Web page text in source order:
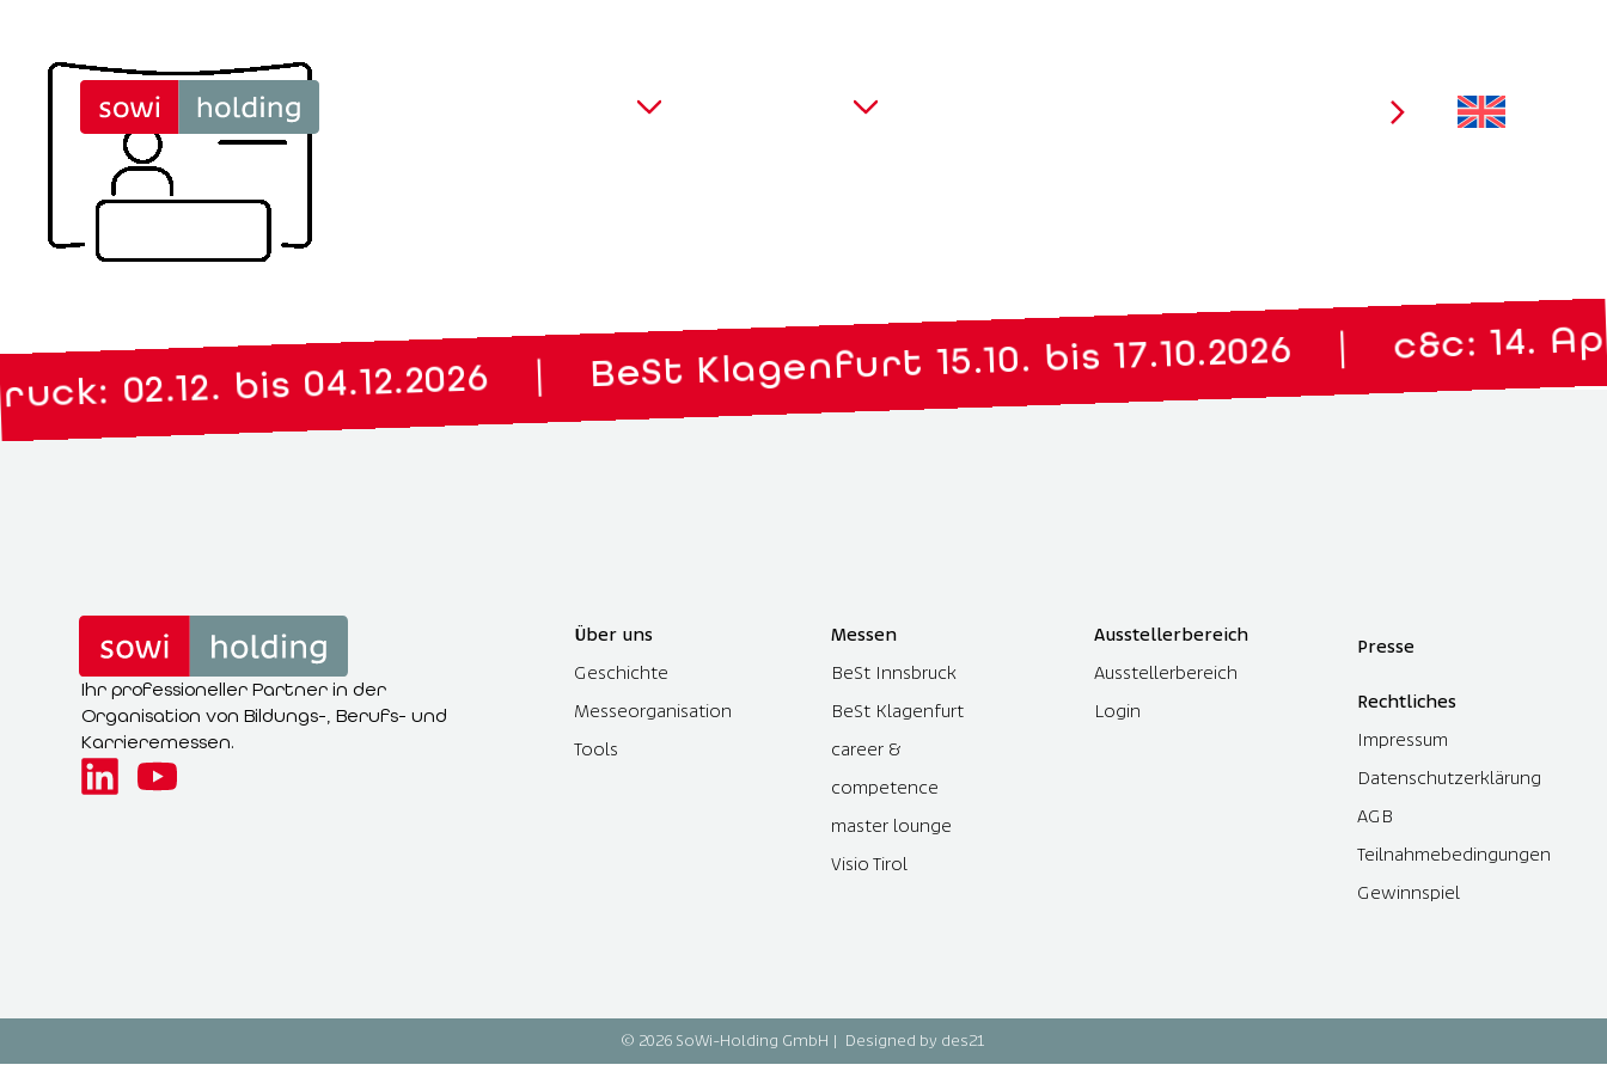
02.12. bis 04.12.2026 BeSt Klagenfurt 15.10. bis 17.10.2026 c&c: 14.
Ihr professioneller Partner in der
Organisation von Bildungs-, Berufs- und
Karrieremessen.
Über uns
Geschichte
Messeorganisation
Tools
Messen
BeSt Innsbruck
BeSt Klagenfurt
career &
competence
master lounge
Visio Tirol
Ausstellerbereich
Ausstellerbereich
Login
Presse
Rechtliches
Impressum
Datenschutzerklärung
AGB
Teilnahmebedingungen
Gewinnspiel
© 2026 SoWi-Holding GmbH | Designed by des21